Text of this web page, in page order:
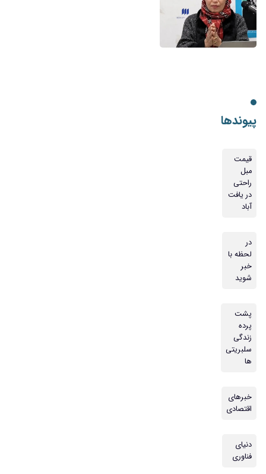
پیوندها
قیمت
مبل
راحتی
در یافت
آباد
در
لحظه با
خبر
شوید
پشت
پرده
زندگی
سلبریتی
ها
خبرهای
اقتصادی
دنیای
فناوری